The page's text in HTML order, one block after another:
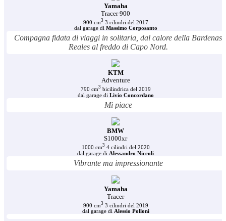
Yamaha
Tracer 900
900 cm3 3 cilindri del 2017
dal garage di Massimo Corposanto
Compagna fidata di viaggi in solitaria, dal calore della Bardenas
Reales al freddo di Capo Nord.
KTM
Adventure
790 cm3 bicilindrica del 2019
dal garage di Livio Concordano
Mi piace
BMW
S1000xr
1000 cm3 4 cilindri del 2020
dal garage di Alessandro Niccoli
Vibrante ma impressionante
Yamaha
Tracer
900 cm3 3 cilindri del 2019
dal garage di Alessio Polloni